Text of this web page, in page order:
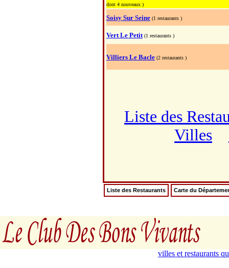
dont 4 nouveaux )
Soisy Sur Seine (1 restaurants )
Vert Le Petit (1 restaurants )
Villiers Le Bacle (2 restaurants )
Liste des
Villes
Liste des Restaurants Carte du
villes et restaurants